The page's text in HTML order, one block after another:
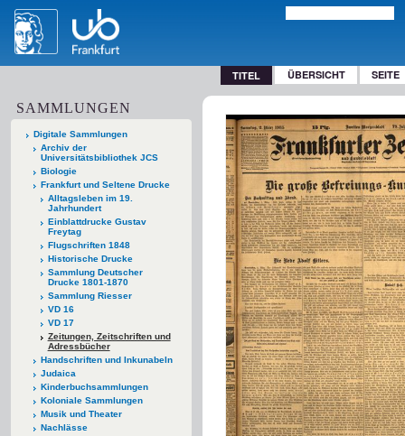
TITEL ÜBERSICHT SEITE
SAMMLUNGEN
Digitale Sammlungen
Archiv der
Universitätsbibliothek JCS
Biologie
Frankfurt und Seltene Drucke
Alltagsleben im 19.
Jahrhundert
Einblattdrucke Gustav
Freytag
Flugschriften 1848
Historische Drucke
Sammlung Deutscher
Drucke 1801-1870
Sammlung Riesser
VD 16
VD 17
Zeitungen, Zeitschriften und
Adressbücher
Handschriften und Inkunabeln
Judaica
Kinderbuchsammlungen
Koloniale Sammlungen
Musik und Theater
Nachlässe